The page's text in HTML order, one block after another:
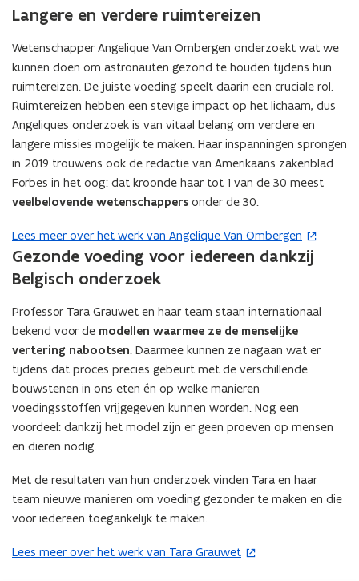
e
)
een
weergave)
Langere en verdere ruimtereizen
Wetenschapper Angelique Van Ombergen onderzoekt wat we
kunnen doen om astronauten gezond te houden tijdens hun
ruimtereizen. De juiste voeding speelt daarin een cruciale rol.
Ruimtereizen hebben een stevige impact op het lichaam, dus
Angeliques onderzoek is van vitaal belang om verdere en
langere missies mogelijk te maken. Haar inspanningen sprongen
in 2019 trouwens ook de redactie van Amerikaans zakenblad
Forbes in het oog: dat kroonde haar tot 1 van de 30 meest
veelbelovende wetenschappers onder de 30.
Lees meer over het werk van Angelique Van Ombergen
(
o
p
n
t
i
n
n
i
e
u
v
e
n
Gezonde voeding voor iedereen dankzij
Belgisch onderzoek
Professor Tara Grauwet en haar team staan internationaal
bekend voor de modellen waarmee ze de menselijke
vertering nabootsen. Daarmee kunnen ze nagaan wat er
tijdens dat proces precies gebeurt met de verschillende
bouwstenen in ons eten én op welke manieren
voedingsstoffen vrijgegeven kunnen worden. Nog een
voordeel: dankzij het model zijn er geen proeven op mensen
en dieren nodig.
Met de resultaten van hun onderzoek vinden Tara en haar
team nieuwe manieren om voeding gezonder te maken en die
voor iedereen toegankelijk te maken.
Lees meer over het werk van Tara Grauwet
(